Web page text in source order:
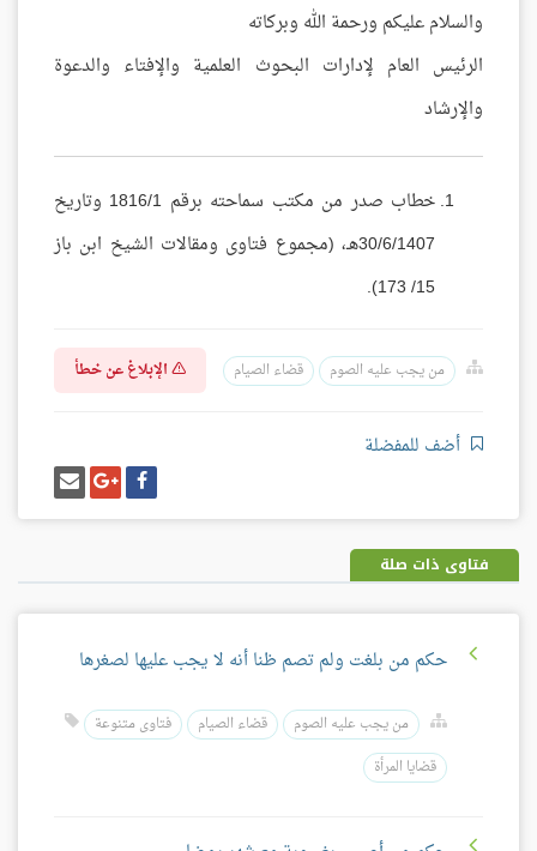
والسلام عليكم ورحمة الله وبركاته
الرئيس العام لإدارات البحوث العلمية والإفتاء والدعوة
والإرشاد
خطاب صدر من مكتب سماحته برقم 1816/1 وتاريخ
30/6/1407هـ، (مجموع فتاوى ومقالات الشيخ ابن باز
15/ 173).
من يجب عليه الصوم قضاء الصيام الإبلاغ عن خطأ
أضف للمفضلة
شارك
على
فيسبوك
شارك
على
غوغل
بلس
إرسل
إيميل
فتاوى ذات صلة
حكم من بلغت ولم تصم ظنا أنه لا يجب عليها لصغرها
من يجب عليه الصوم قضاء الصيام
فتاوى متنوعة
قضايا المرأة